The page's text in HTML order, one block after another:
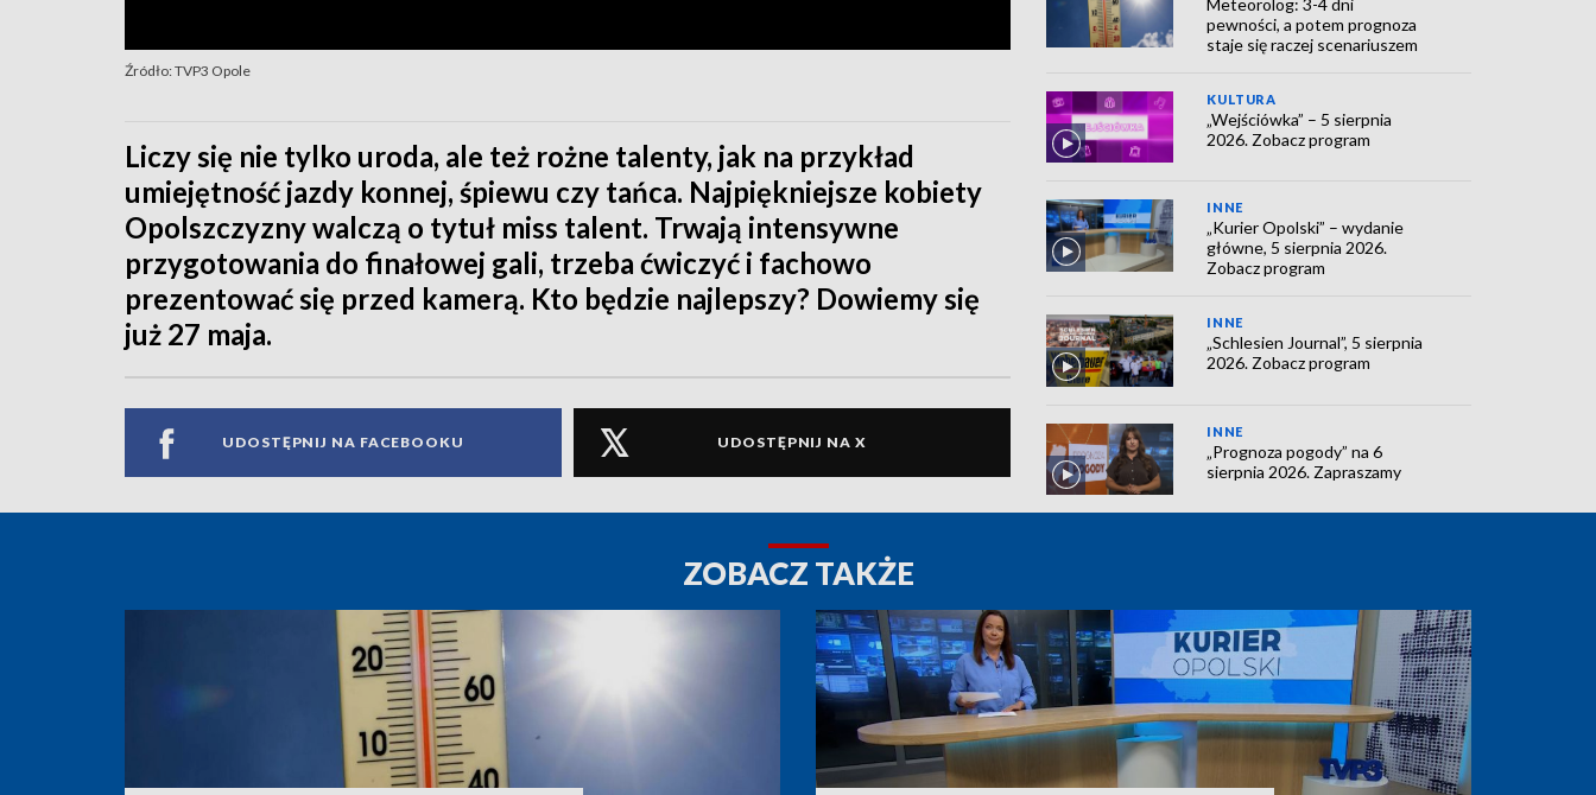
Źródło: TVP3 Opole
Liczy się nie tylko uroda, ale też rożne talenty, jak na przykład
umiejętność jazdy konnej, śpiewu czy tańca. Najpiękniejsze kobiety
Opolszczyzny walczą o tytuł miss talent. Trwają intensywne
przygotowania do finałowej gali, trzeba ćwiczyć i fachowo
prezentować się przed kamerą. Kto będzie najlepszy? Dowiemy się
już 27 maja.
UDOSTĘPNIJ NA FACEBOOKU UDOSTĘPNIJ NA X
pewności, a potem prognoza
staje się raczej scenariuszem
KULTURA
„Wejściówka” – 5 sierpnia
2026. Zobacz program
INNE
„Kurier Opolski” – wydanie
główne, 5 sierpnia 2026.
Zobacz program
INNE
„Schlesien Journal”, 5 sierpnia
2026. Zobacz program
INNE
„Prognoza pogody” na 6
sierpnia 2026. Zapraszamy
ZOBACZ TAKŻE